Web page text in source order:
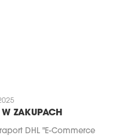
ZAKUPACH
DHL "E-Commerce